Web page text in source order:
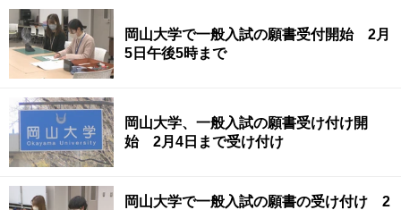
岡山大学で一般入試の願書受付開始 2月
5日午後5時まで
岡山大学、一般入試の願書受け付け開
始 2月4日まで受け付け
岡山大学で一般入試の願書の受け付け 2